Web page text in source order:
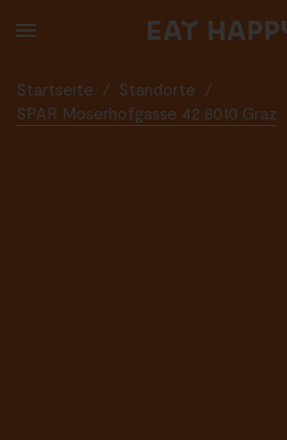
TO
Startseite / Standorte
/
SPAR Moserhofgasse 42 8010 Graz